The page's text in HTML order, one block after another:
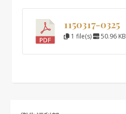
1150317-0325
1 file(s) 50.96 KB